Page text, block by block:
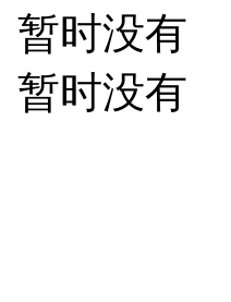
暂时没有
暂时没有